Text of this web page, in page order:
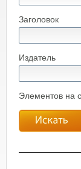
Заголовок
Издатель
Элементов на